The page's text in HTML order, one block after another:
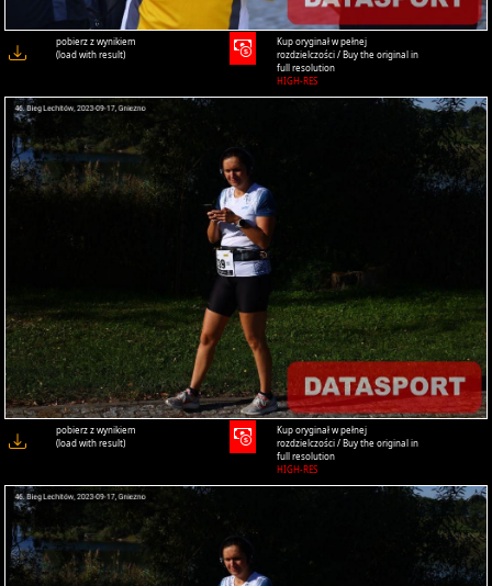
pobierz z wynikiem
(load with result)
Kup oryginał w pełnej
rozdzielczości / Buy the original in
full resolution
HIGH-RES
pobierz z wynikiem
(load with result)
Kup oryginał w pełnej
rozdzielczości / Buy the original in
full resolution
HIGH-RES